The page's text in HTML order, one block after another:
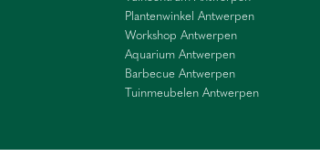
Plantenwinkel Antwerpen
Workshop Antwerpen
Aquarium Antwerpen
Barbecue Antwerpen
Tuinmeubelen Antwerpen